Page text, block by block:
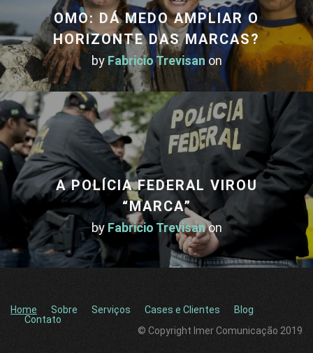
OMO: DÁ MEDO AMPLIAR O
HORIZONTE DAS MARCAS?
by Fabricio Trevisanon
A POLÍCIA FEDERAL VIROU
“MARCA”
by Fabricio Trevisanon
Home Sobre Serviços Cases e Clientes
Blog
Contato
© Copyright Imer Comunicação 2019